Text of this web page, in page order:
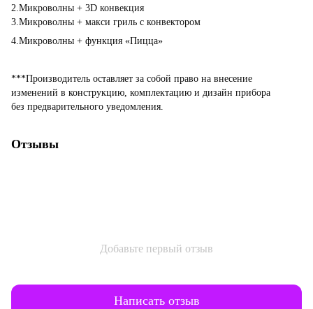
2.Микроволны + 3D конвекция
3.Микроволны + макси гриль с конвектором
4.Микроволны + функция «Пицца»
***Производитель оставляет за собой право на внесение
изменений в конструкцию, комплектацию и дизайн прибора
без предварительного уведомления.
Отзывы
Добавьте первый отзыв
Написать отзыв